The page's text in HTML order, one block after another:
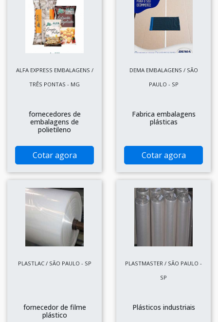
ALFA EXPRESS EMBALAGENS /
TRÊS PONTAS - MG
fornecedores de
embalagens de
polietileno
Cotar agora
DEMA EMBALAGENS / SÃO
PAULO - SP
Fabrica embalagens
plásticas
Cotar agora
PLASTLAC / SÃO PAULO - SP
fornecedor de filme
plástico
PLASTMASTER / SÃO PAULO -
SP
Plásticos industriais